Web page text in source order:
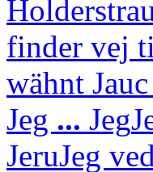
finder vej
wähnt Jauc
Jeg ... Jeg
JeruJeg